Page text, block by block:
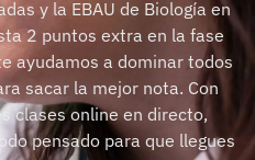
y la EBAU de Biología en
2 puntos extra en la fase
ayudamos a dominar todos
sacar la mejor nota. Con
clases online en directo,
pensado para que llegues